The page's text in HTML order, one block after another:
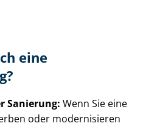
eine
Sanierung: Wenn Sie eine
oder modernisieren